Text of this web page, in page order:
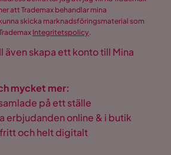
att Trademax behandlar mina
skicka marknadsföringsmaterial som
Integritetspolicy.
även skapa ett konto till Mina
mycket mer:
på ett ställe
erbjudanden online & i butik
och helt digitalt